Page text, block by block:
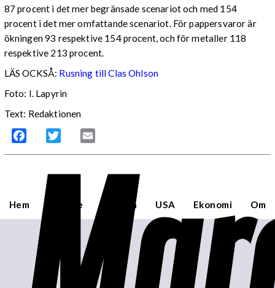
87 procent i det mer begränsade scenariot och med 154
procent i det mer omfattande scenariot. För pappersvaror är
ökningen 93 respektive 154 procent, och för metaller 118
respektive 213 procent.
LÄS OCKSÅ: Rusning till Clas Ohlson
Foto: I. Lapyrin
Text: Redaktionen
Facebook Twitter
Hem Sverige Världen USA Ekonomi Om